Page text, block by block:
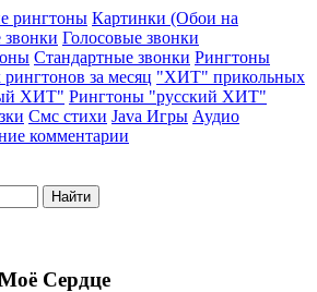
рингтоны Картинки (Обои на
Голосовые звонки
Стандартные звонки Рингтоны
за месяц "ХИТ" прикольных
ХИТ" Рингтоны "русский ХИТ"
Смс стихи Java Игры Аудио
комментарии
Найти
Сердце